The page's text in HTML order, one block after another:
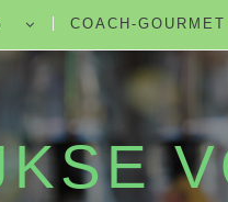
COACH-GOURMET